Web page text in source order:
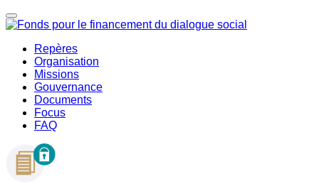
Repères
Organisation
Missions
Gouvernance
Documents
Focus
FAQ